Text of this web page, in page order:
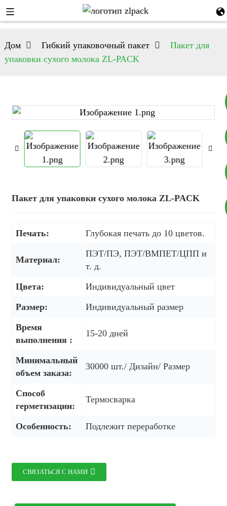
+8617753933792
Дом Гибкий упаковочный пакет
Пакет для
упаковки сухого молока ZL-PACK
Пакет для упаковки сухого молока ZL-PACK
Печать: Глубокая печать до 10 цветов.
Материал:
ПЭТ/ПЭ, ПЭТ/ВМПЕТ/ЦПП и
т. д.
Цвета:
Индивидуальный цвет
Размер:
Индивидуальный размер
Время
выполнения :
15-20 дней
Минимальный
объем заказа:
30000 шт./ Дизайн/ Размер
Способ
герметизации:
Термосварка
Особенность: Подлежит переработке
СВЯЗАТЬСЯ С НАМИ